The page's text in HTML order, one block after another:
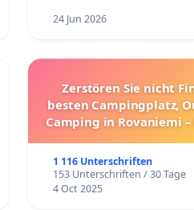
24 Jun 2026
Zerstören Sie nicht
besten Campingplatz,
Camping in Rovaniemi –
1 116 Unterschriften
153 Unterschriften / 30 Tage
4 Oct 2025